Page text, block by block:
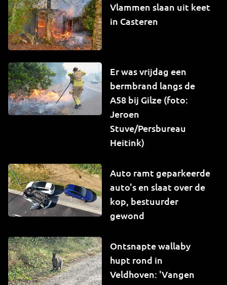
Vlammen slaan uit keet
in Casteren
Er was vrijdag een
bermbrand langs de
A58 bij Gilze (foto:
Jeroen
Stuve/Persbureau
Heitink)
Auto ramt geparkeerde
auto's en slaat over de
kop, bestuurder
gewond
Ontsnapte wallaby
hupt rond in
Veldhoven: 'Vangen